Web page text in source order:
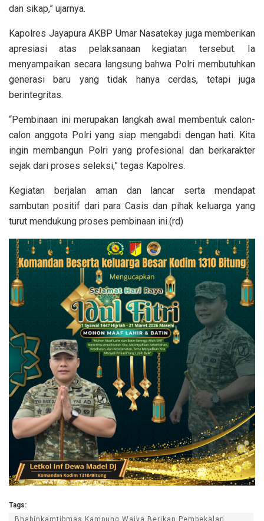
dan sikap,” ujarnya.
Kapolres Jayapura AKBP Umar Nasatekay juga memberikan
apresiasi atas pelaksanaan kegiatan tersebut. Ia
menyampaikan secara langsung bahwa Polri membutuhkan
generasi baru yang tidak hanya cerdas, tetapi juga
berintegritas.
“Pembinaan ini merupakan langkah awal membentuk calon-
calon anggota Polri yang siap mengabdi dengan hati. Kita
ingin membangun Polri yang profesional dan berkarakter
sejak dari proses seleksi,” tegas Kapolres.
Kegiatan berjalan aman dan lancar serta mendapat
sambutan positif dari para Casis dan pihak keluarga yang
turut mendukung proses pembinaan ini.(rd)
Tags: